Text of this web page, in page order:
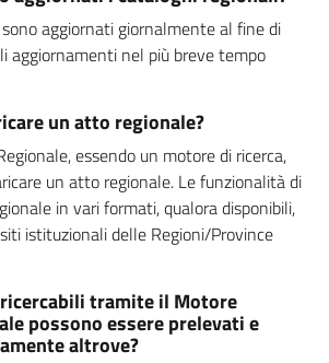
aggiornati giornalmente al fine di
aggiornamenti nel più breve tempo
un atto regionale?
essendo un motore di ricerca,
un atto regionale. Le funzionalità di
in vari formati, qualora disponibili,
istituzionali delle Regioni/Province
tramite il Motore
possono essere prelevati e
altrove?